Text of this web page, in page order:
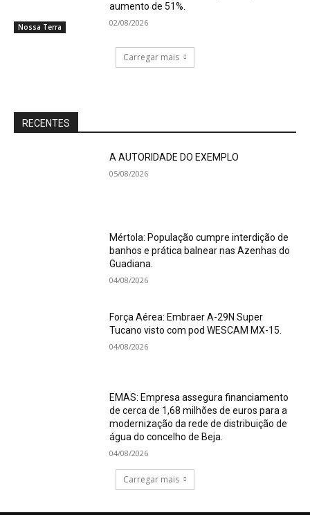
Nossa Terra
aumento de 51%.
02/08/2026
Carregar mais
RECENTES
A AUTORIDADE DO EXEMPLO
05/08/2026
Mértola: População cumpre interdição de
banhos e prática balnear nas Azenhas do
Guadiana.
04/08/2026
Força Aérea: Embraer A-29N Super
Tucano visto com pod WESCAM MX-15.
04/08/2026
EMAS: Empresa assegura financiamento
de cerca de 1,68 milhões de euros para a
modernização da rede de distribuição de
água do concelho de Beja.
04/08/2026
Carregar mais